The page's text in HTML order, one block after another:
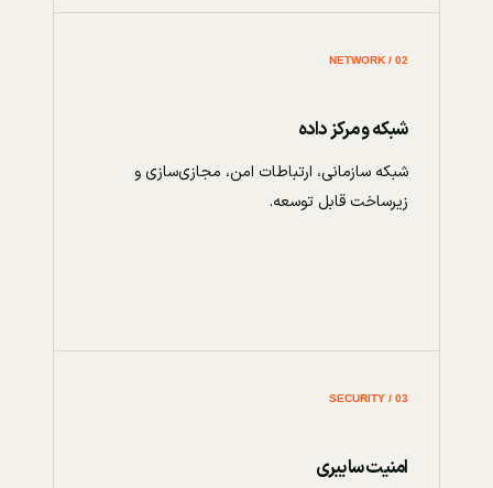
02 / NETWORK
شبکه و مرکز داده
شبکه سازمانی، ارتباطات امن، مجازی‌سازی و
زیرساخت قابل توسعه.
03 / SECURITY
امنیت سایبری